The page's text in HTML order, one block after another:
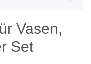
Vasen,
Set